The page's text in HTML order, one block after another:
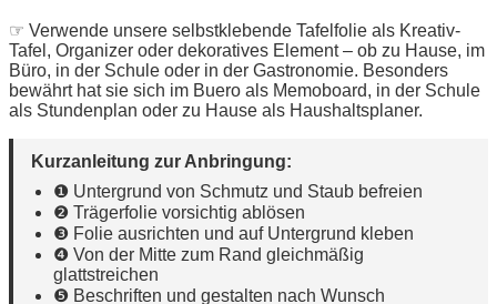
☞ Verwende unsere selbstklebende Tafelfolie als Kreativ-
Tafel, Organizer oder dekoratives Element – ob zu Hause, im
Büro, in der Schule oder in der Gastronomie. Besonders
bewährt hat sie sich im Buero als Memoboard, in der Schule
als Stundenplan oder zu Hause als Haushaltsplaner.
Kurzanleitung zur Anbringung:
❶ Untergrund von Schmutz und Staub befreien
❷ Trägerfolie vorsichtig ablösen
❸ Folie ausrichten und auf Untergrund kleben
❹ Von der Mitte zum Rand gleichmäßig
glattstreichen
❺ Beschriften und gestalten nach Wunsch